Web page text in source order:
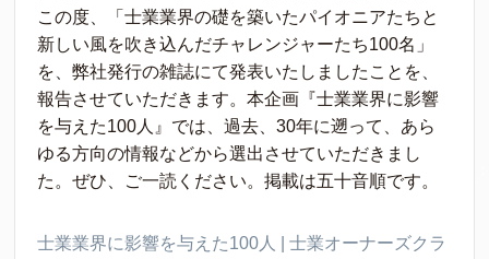
この度、「士業業界の礎を築いたパイオニアたちと
新しい風を吹き込んだチャレンジャーたち100名」
を、弊社発行の雑誌にて発表いたしましたことを、
報告させていただきます。本企画『士業業界に影響
を与えた100人』では、過去、30年に遡って、あら
ゆる方向の情報などから選出させていただきまし
た。ぜひ、ご一読ください。掲載は五十音順です。
士業業界に影響を与えた100人 | 士業オーナーズクラ